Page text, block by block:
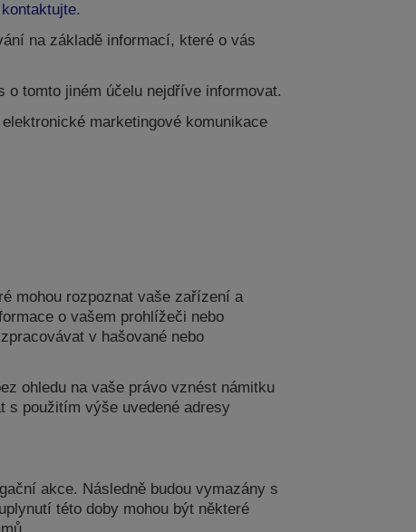
na základě informací, které o vás
o tomto jiném účelu nejdříve informovat.
marketingové komunikace
mohou rozpoznat vaše zařízení a
o vašem prohlížeči nebo
v hašované nebo
ohledu na vaše právo vznést námitku
s použitím výše uvedené adresy
akce. Následně budou vymazány s
této doby mohou být některé